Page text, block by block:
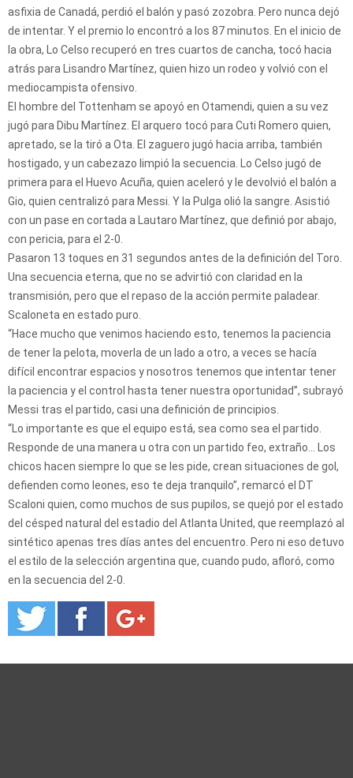
asfixia de Canadá, perdió el balón y pasó zozobra. Pero nunca dejó
de intentar. Y el premio lo encontró a los 87 minutos. En el inicio de
la obra, Lo Celso recuperó en tres cuartos de cancha, tocó hacia
atrás para Lisandro Martínez, quien hizo un rodeo y volvió con el
mediocampista ofensivo.
El hombre del Tottenham se apoyó en Otamendi, quien a su vez
jugó para Dibu Martínez. El arquero tocó para Cuti Romero quien,
apretado, se la tiró a Ota. El zaguero jugó hacia arriba, también
hostigado, y un cabezazo limpió la secuencia. Lo Celso jugó de
primera para el Huevo Acuña, quien aceleró y le devolvió el balón a
Gio, quien centralizó para Messi. Y la Pulga olió la sangre. Asistió
con un pase en cortada a Lautaro Martínez, que definió por abajo,
con pericia, para el 2-0.
Pasaron 13 toques en 31 segundos antes de la definición del Toro.
Una secuencia eterna, que no se advirtió con claridad en la
transmisión, pero que el repaso de la acción permite paladear.
Scaloneta en estado puro.
“Hace mucho que venimos haciendo esto, tenemos la paciencia
de tener la pelota, moverla de un lado a otro, a veces se hacía
difícil encontrar espacios y nosotros tenemos que intentar tener
la paciencia y el control hasta tener nuestra oportunidad”, subrayó
Messi tras el partido, casi una definición de principios.
“Lo importante es que el equipo está, sea como sea el partido.
Responde de una manera u otra con un partido feo, extraño... Los
chicos hacen siempre lo que se les pide, crean situaciones de gol,
defienden como leones, eso te deja tranquilo”, remarcó el DT
Scaloni quien, como muchos de sus pupilos, se quejó por el estado
del césped natural del estadio del Atlanta United, que reemplazó al
sintético apenas tres días antes del encuentro. Pero ni eso detuvo
el estilo de la selección argentina que, cuando pudo, afloró, como
en la secuencia del 2-0.